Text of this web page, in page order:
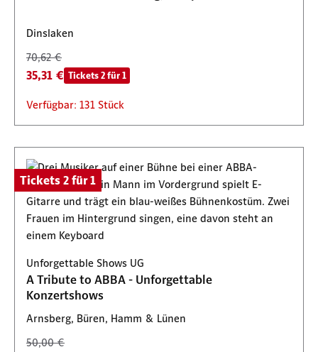
Dinslaken
70,62 €
35,31 € Tickets 2 für 1
Verfügbar: 131 Stück
Tickets 2 für 1
Unforgettable Shows UG
A Tribute to ABBA - Unforgettable
Konzertshows
Arnsberg, Büren, Hamm & Lünen
50,00 €